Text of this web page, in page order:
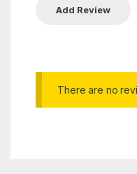
There are no